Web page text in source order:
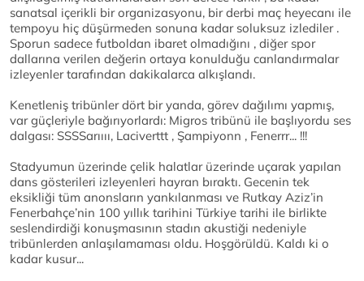
sanatsal içerikli bir organizasyonu, bir derbi maç heyecanı ile
tempoyu hiç düşürmeden sonuna kadar soluksuz izlediler .
Sporun sadece futboldan ibaret olmadığını , diğer spor
dallarına verilen değerin ortaya konulduğu canlandırmalar
izleyenler tarafından dakikalarca alkışlandı.
Kenetleniş tribünler dört bir yanda, görev dağılımı yapmış,
var güçleriyle bağırıyorlardı: Migros tribünü ile başlıyordu ses
dalgası: SSSSarıııı, Laciverttt , Şampiyonn , Fenerrr... !!!
Stadyumun üzerinde çelik halatlar üzerinde uçarak yapılan
dans gösterileri izleyenleri hayran bıraktı. Gecenin tek
eksikliği tüm anonsların yankılanması ve Rutkay Aziz’in
Fenerbahçe’nin 100 yıllık tarihini Türkiye tarihi ile birlikte
seslendirdiği konuşmasının stadın akustiği nedeniyle
tribünlerden anlaşılamaması oldu. Hoşgörüldü. Kaldı ki o
kadar kusur...